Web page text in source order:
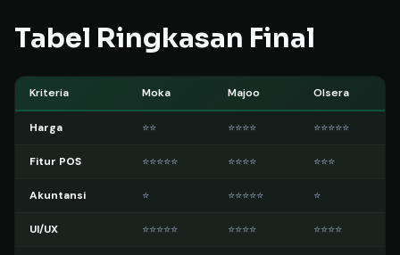
Tabel Ringkasan Final
Kriteria Moka Majoo Olsera
Harga ⭐⭐ ⭐⭐⭐⭐ ⭐⭐⭐⭐⭐
Fitur POS ⭐⭐⭐⭐⭐ ⭐⭐⭐⭐ ⭐⭐⭐
Akuntansi ⭐ ⭐⭐⭐⭐⭐ ⭐
UI/UX ⭐⭐⭐⭐⭐ ⭐⭐⭐⭐ ⭐⭐⭐⭐